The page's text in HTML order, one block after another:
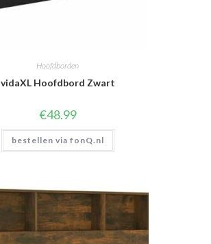
Hoofdborden
vidaXL Hoofdbord Zwart
€48.99
bestellen via fonQ.nl